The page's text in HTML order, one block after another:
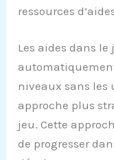
ressources
Les aides dans
niveaux sans les
approche plus
jeu. Cette
de progresser